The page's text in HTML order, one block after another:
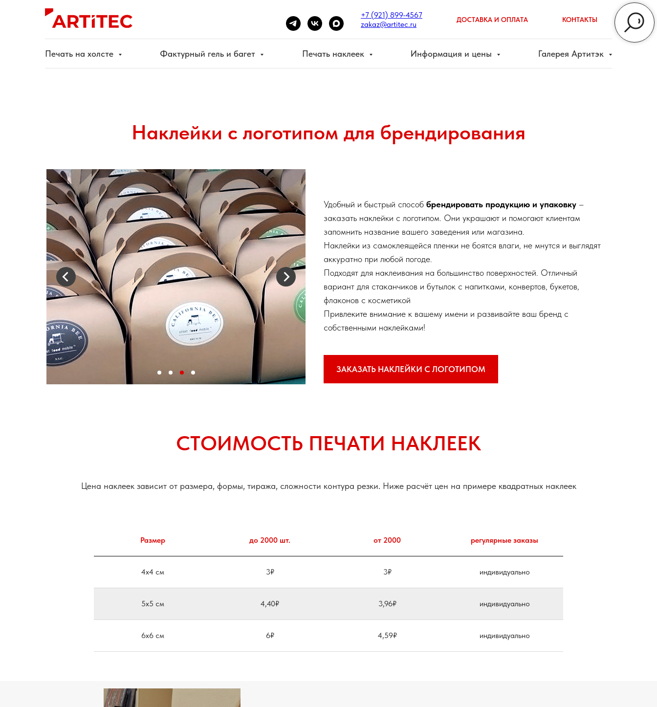
+7 (921) 899-4567
zakaz@artitec.ru
ДОСТАВКА И ОПЛАТА КОНТАКТЫ
Печать на холсте Фактурный гель и багет Печать наклеек Информация и цены Галерея Артитэк
Наклейки с логотипом для брендирования
Удобный и быстрый способ брендировать продукцию и упаковку –
заказать наклейки с логотипом. Они украшают и помогают клиентам
запомнить название вашего заведения или магазина.
Наклейки из самоклеящейся пленки не боятся влаги, не мнутся и выглядят
аккуратно при любой погоде.
Подходят для наклеивания на большинство поверхностей. Отличный
вариант для стаканчиков и бутылок с напитками, конвертов, букетов,
флаконов с косметикой
Привлеките внимание к вашему имени и развивайте ваш бренд с
собственными наклейками!
ЗАКАЗАТЬ НАКЛЕЙКИ С ЛОГОТИПОМ
СТОИМОСТЬ ПЕЧАТИ НАКЛЕЕК
Цена наклеек зависит от размера, формы, тиража, сложности контура резки. Ниже расчёт цен на примере квадратных наклеек
Размер до 2000 шт. от 2000 регулярные заказы
4х4 см 3₽ 3₽ индивидуально
5х5 см 4,40₽ 3,96₽ индивидуально
6х6 см 6₽ 4,59₽ индивидуально